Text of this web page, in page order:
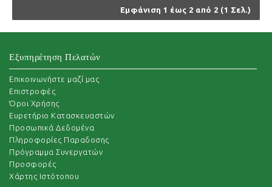
Εμφάνιση 1 έως 2 από 2 (1 Σελ.)
Εξυπηρέτηση Πελατών
Επικοινωνήστε μαζί μας
Επιστροφές
Όροι Χρήσης
Ευρετήριο Κατασκευαστών
Προσωπικά Δεδομένα
Πληροφορίες Παραδοσης
Πρόγραμμα Συνεργατών
Προσφορές
Χάρτης Ιστότοπου